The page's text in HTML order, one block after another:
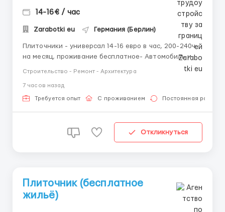
14-16€ / час
Zarabotki eu Германия (Берлин)
Плиточники - универсал 14-16 евро в час, 200-240ч
на месяц, проживание бесплатное- Автомобиль и
рабочая виза, карта побыта, паспорт ЕС Звоните на
Viber/WhatsApp +380689135811 ...
Строительство - Ремонт - Архитектура
7 часов назад
Требуется опыт С проживанием Постоянная работа
Откликнуться
Плиточник (бесплатное
жильё)